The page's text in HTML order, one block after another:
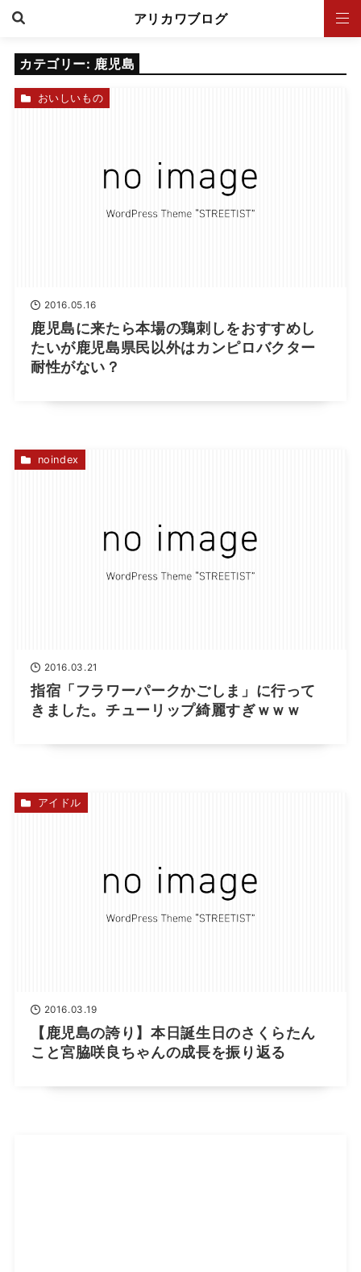
アリカワブログ
カテゴリー: 鹿児島
2016.05.16
鹿児島に来たら本場の鶏刺しをおすすめし
たいが鹿児島県民以外はカンピロバクター
耐性がない？
おいしいもの
2016.03.21
指宿「フラワーパークかごしま」に行って
きました。チューリップ綺麗すぎｗｗｗ
noindex
2016.03.19
【鹿児島の誇り】本日誕生日のさくらたん
こと宮脇咲良ちゃんの成長を振り返る
アイドル